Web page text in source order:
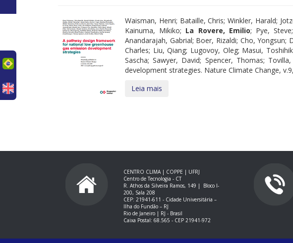
Waisman, Henri; Bataille, Chris; Winkler, Harald;
Kainuma, Mikiko; La Rovere, Emilio; Pye,
Anandarajah, Gabrial; Boer, Rizaldi; Cho, Yongsun;
Charles; Liu, Qiang; Lugovoy, Oleg; Masui,
Sascha; Sawyer, David; Spencer, Thomas;
development strategies. Nature Climate Change,
Leia mais
CENTRO CLIMA | COPPE | UFRJ
Centro de Tecnologia - CT
R. Athos da Silveira Ramos, 149 |
Bloco I-
200, Sala 208
CEP: 21941-611 - Cidade Universitária –
Ilha do Fundão – RJ
Rio de Janeiro | RJ - Brasil
Caixa Postal: 68.565 - CEP 21941-972